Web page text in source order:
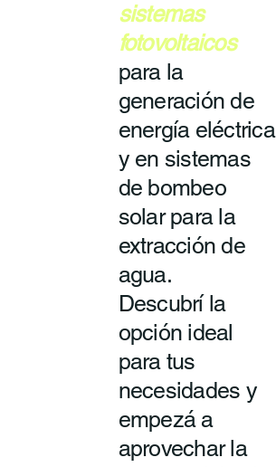
sistemas
fotovoltaicos
para la
generación de
energía eléctrica
y en sistemas
de bombeo
solar para la
extracción de
agua.
Descubrí la
opción ideal
para tus
necesidades y
empezá a
aprovechar la